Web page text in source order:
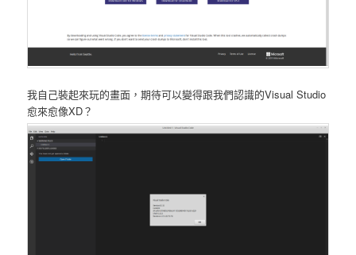
我自己裝起來玩的畫面，期待可以變得跟我們認識的Visual Studio
愈來愈像XD？